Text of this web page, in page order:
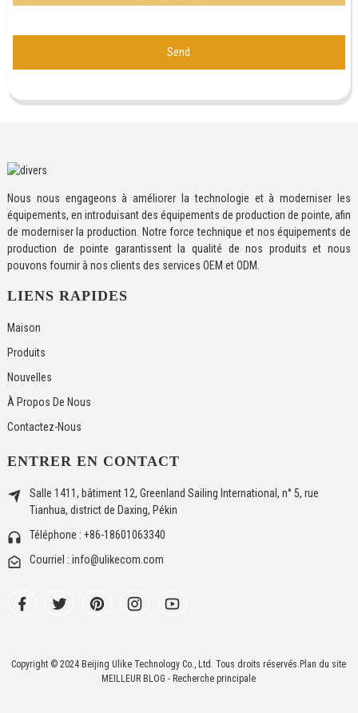
Send
Nous nous engageons à améliorer la technologie et à moderniser les
équipements, en introduisant des équipements de production de pointe, afin
de moderniser la production. Notre force technique et nos équipements de
production de pointe garantissent la qualité de nos produits et nous
pouvons fournir à nos clients des services OEM et ODM.
LIENS RAPIDES
Maison
Produits
Nouvelles
À Propos De Nous
Contactez-Nous
ENTRER EN CONTACT
Salle 1411, bâtiment 12, Greenland Sailing International, n° 5, rue
Tianhua, district de Daxing, Pékin
Téléphone : +86-18601063340
Courriel : info@ulikecom.com
Copyright © 2024 Beijing Ulike Technology Co., Ltd. Tous droits réservés. Plan du site
MEILLEUR BLOG - Recherche principale